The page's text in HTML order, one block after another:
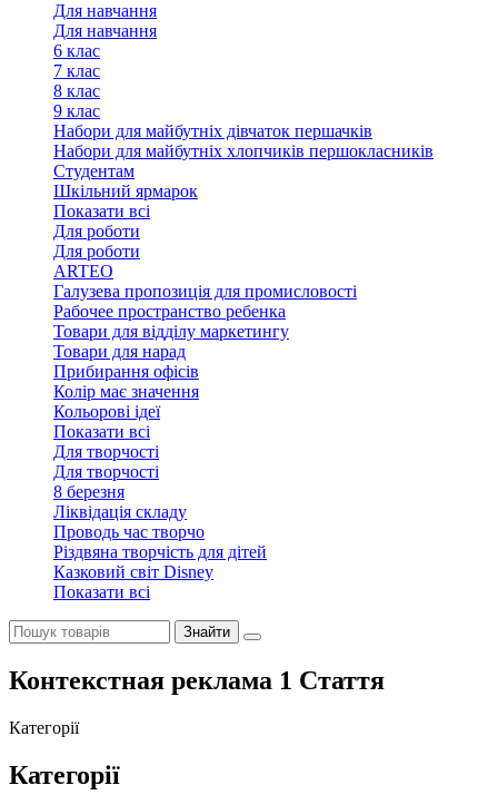
Для навчання
Для навчання
6 клас
7 клас
8 клас
9 клас
Набори для майбутніх дiвчаток першачкiв
Набори для майбутніх хлопчиків першокласників
Студентам
Шкільний ярмарок
Показати всі
Для роботи
Для роботи
ARTEO
Галузева пропозиція для промисловості
Рабочее пространство ребенка
Товари для відділу маркетингу
Товари для нарад
Прибирання офісів
Колір має значення
Кольорові ідеї
Показати всі
Для творчостi
Для творчостi
8 березня
Ліквідація складу
Проводь час творчо
Різдвяна творчість для дітей
Казковий світ Disney
Показати всі
Знайти
Контекстная реклама 1 Стаття
Категорії
Категорії